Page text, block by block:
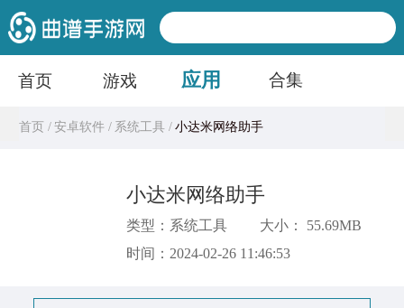
首页 游戏 应用 合集
首页 /安卓软件 / 系统工具 /小达米网络助手
小达米网络助手
类型：系统工具
大小： 55.69MB
时间：2024-02-26 11:46:53